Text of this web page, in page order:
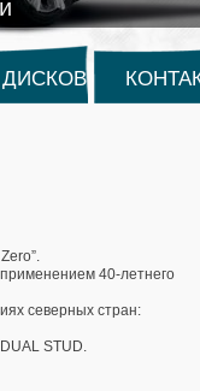
ДИСКОВ
40-летнего
северных стран:
STUD.